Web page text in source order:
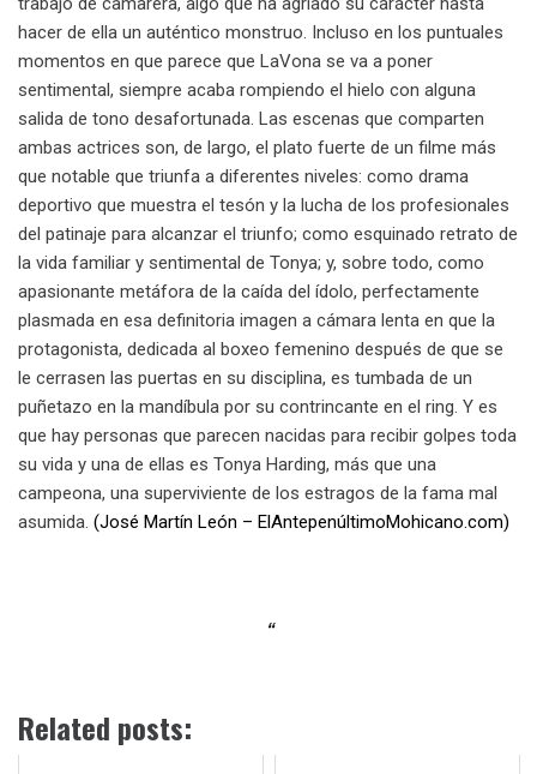
hacer de ella un auténtico monstruo. Incluso en los puntuales
momentos en que parece que LaVona se va a poner
sentimental, siempre acaba rompiendo el hielo con alguna
salida de tono desafortunada. Las escenas que comparten
ambas actrices son, de largo, el plato fuerte de un filme más
que notable que triunfa a diferentes niveles: como drama
deportivo que muestra el tesón y la lucha de los profesionales
del patinaje para alcanzar el triunfo; como esquinado retrato de
la vida familiar y sentimental de Tonya; y, sobre todo, como
apasionante metáfora de la caída del ídolo, perfectamente
plasmada en esa definitoria imagen a cámara lenta en que la
protagonista, dedicada al boxeo femenino después de que se
le cerrasen las puertas en su disciplina, es tumbada de un
puñetazo en la mandíbula por su contrincante en el ring. Y es
que hay personas que parecen nacidas para recibir golpes toda
su vida y una de ellas es Tonya Harding, más que una
campeona, una superviviente de los estragos de la fama mal
asumida. (José Martín León – ElAntepenúltimoMohicano.com)
Related posts: